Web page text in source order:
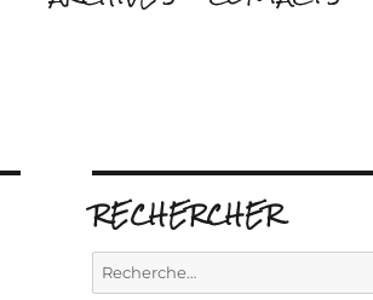
RECHERCHER
Recherche